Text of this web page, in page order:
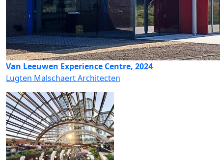
Van Leeuwen Experience Centre, 2024
Lugten Malschaert Architecten